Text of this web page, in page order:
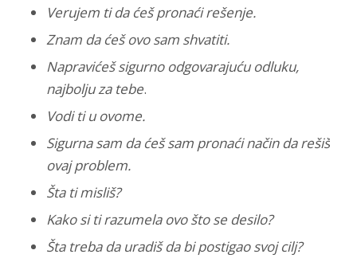
Verujem ti da ćeš pronaći rešenje.
Znam da ćeš ovo sam shvatiti.
Napravićeš sigurno odgovarajuću odluku,
najbolju za tebe.
Vodi ti u ovome.
Sigurna sam da ćeš sam pronaći način da rešiš
ovaj problem.
Šta ti misliš?
Kako si ti razumela ovo što se desilo?
Šta treba da uradiš da bi postigao svoj cilj?